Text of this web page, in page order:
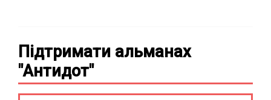
Підтримати альманах
"Антидот"